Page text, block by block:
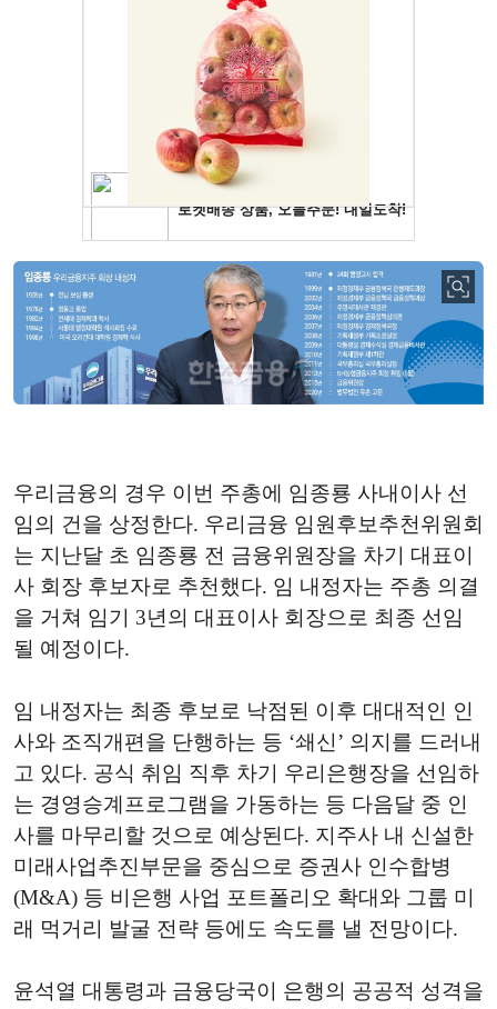
우리금융의 경우 이번 주총에 임종룡 사내이사 선
임의 건을 상정한다. 우리금융 임원후보추천위원회
는 지난달 초 임종룡 전 금융위원장을 차기 대표이
사 회장 후보자로 추천했다. 임 내정자는 주총 의결
을 거쳐 임기 3년의 대표이사 회장으로 최종 선임
될 예정이다.
임 내정자는 최종 후보로 낙점된 이후 대대적인 인
사와 조직개편을 단행하는 등 ‘쇄신’ 의지를 드러내
고 있다. 공식 취임 직후 차기 우리은행장을 선임하
는 경영승계프로그램을 가동하는 등 다음달 중 인
사를 마무리할 것으로 예상된다. 지주사 내 신설한
미래사업추진부문을 중심으로 증권사 인수합병
(M&A) 등 비은행 사업 포트폴리오 확대와 그룹 미
래 먹거리 발굴 전략 등에도 속도를 낼 전망이다.
윤석열 대통령과 금융당국이 은행의 공공적 성격을